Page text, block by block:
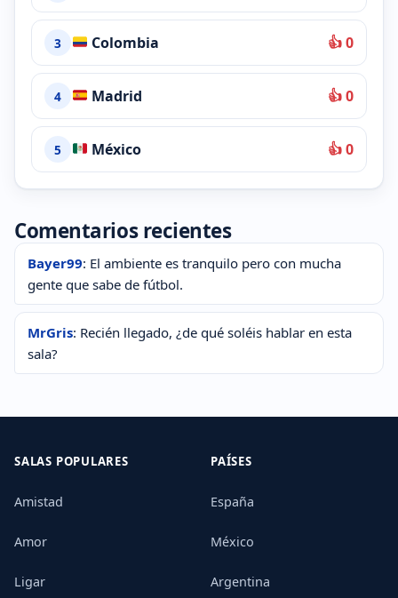
3 Colombia 👍 0
4 Madrid 👍 0
5 México 👍 0
Comentarios recientes
Bayer99: El ambiente es tranquilo pero con mucha
gente que sabe de fútbol.
MrGris: Recién llegado, ¿de qué soléis hablar en esta
sala?
SALAS POPULARES
Amistad
Amor
Ligar
PAÍSES
España
México
Argentina